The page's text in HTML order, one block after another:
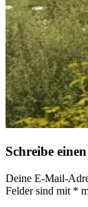
Schreibe
Deine E-Mail-
Felder sind mit *